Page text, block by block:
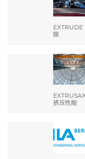
EXTRUDE
限
挤压性能